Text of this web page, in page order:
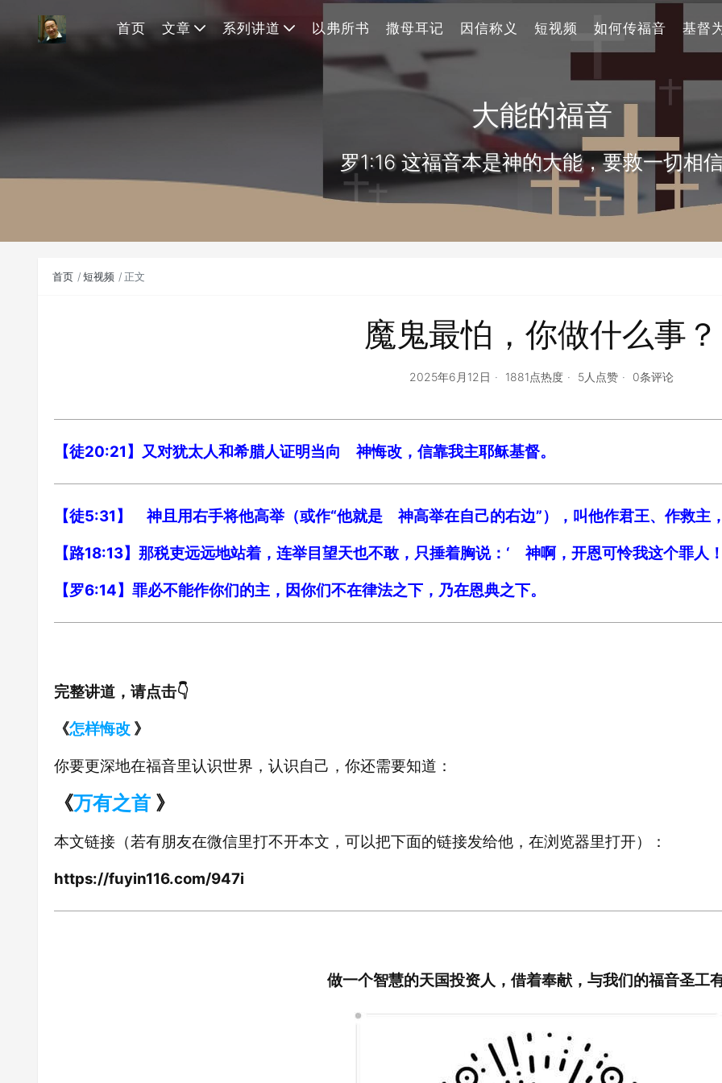
首页 文章 系列讲道 以弗所书 撒母耳记 因信称义 短视频 如何传福音 基督
大能的福音
罗1:16 这福音本是神的大能，要救一切相
首页 短视频 正文
魔鬼最怕，你做什么事？
2025年6月12日 1881点热度 5人点赞 0条评论
【徒20:21】又对犹太人和希腊人证明当向 神悔改，信靠我主耶稣基督。
【徒5:31】 神且用右手将他高举（或作“他就是 神高举在自己的右边”），叫他作君王、作救主
【路18:13】那税吏远远地站着，连举目望天也不敢，只捶着胸说：‘ 神啊，开恩可怜我这个罪人
【罗6:14】罪必不能作你们的主，因你们不在律法之下，乃在恩典之下。
完整讲道，请点击👇
《怎样悔改 》
你要更深地在福音里认识世界，认识自己，你还需要知道：
《万有之首 》
本文链接（若有朋友在微信里打不开本文，可以把下面的链接发给他，在浏览器里打开）：
https://fuyin116.com/947i
做一个智慧的天国投资人，借着奉献，与我们的福音圣工